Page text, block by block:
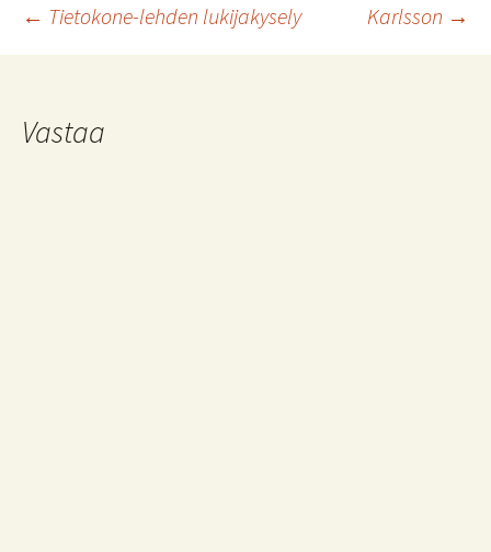
Artikkelien
← Tietokone-lehden lukijakysely Karlsson →
Vastaa